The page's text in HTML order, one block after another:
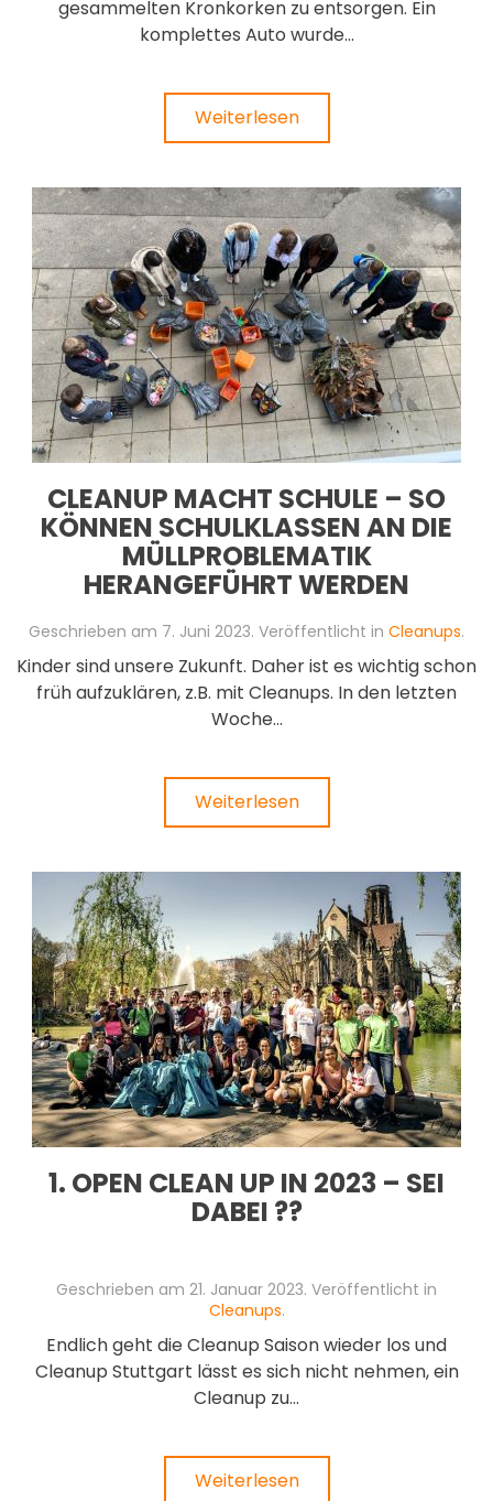
gesammelten Kronkorken zu entsorgen. Ein
komplettes Auto wurde...
Weiterlesen
CLEANUP MACHT SCHULE – SO
KÖNNEN SCHULKLASSEN AN DIE
MÜLLPROBLEMATIK
HERANGEFÜHRT WERDEN
Geschrieben am 7. Juni 2023. Veröffentlicht in Cleanups.
Kinder sind unsere Zukunft. Daher ist es wichtig schon
früh aufzuklären, z.B. mit Cleanups. In den letzten
Woche...
Weiterlesen
1. OPEN CLEAN UP IN 2023 – SEI
DABEI ??
Geschrieben am 21. Januar 2023. Veröffentlicht in
Cleanups.
Endlich geht die Cleanup Saison wieder los und
Cleanup Stuttgart lässt es sich nicht nehmen, ein
Cleanup zu...
Weiterlesen